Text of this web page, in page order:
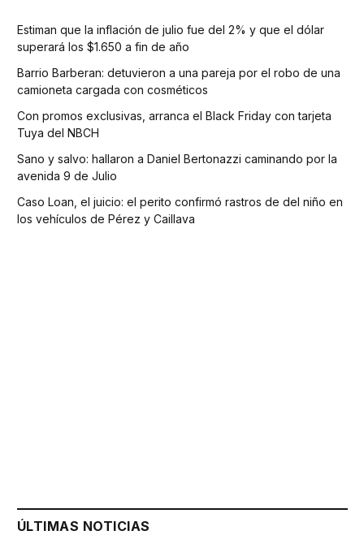
Estiman que la inflación de julio fue del 2% y que el dólar
superará los $1.650 a fin de año
Barrio Barberan: detuvieron a una pareja por el robo de una
camioneta cargada con cosméticos
Con promos exclusivas, arranca el Black Friday con tarjeta
Tuya del NBCH
Sano y salvo: hallaron a Daniel Bertonazzi caminando por la
avenida 9 de Julio
Caso Loan, el juicio: el perito confirmó rastros de del niño en
los vehículos de Pérez y Caillava
ÚLTIMAS NOTICIAS